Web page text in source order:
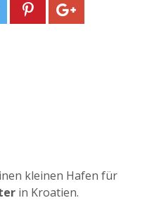
kleinen Hafen für
in Kroatien.